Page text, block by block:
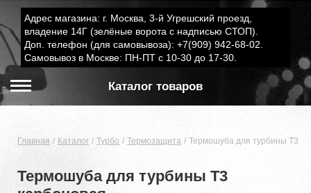
Адрес магазина: г. Москва, 3-й Угрешский проезд,
владение 14Г (зелёные ворота с надписью СТОП).
Доп. телефон (для самовывоза): +7(909) 942-68-02.
Самовывоз в Москве: ПН-ПТ с 10-30 до 17-30.
Каталог товаров
Главная Каталог Турбо Термозащита Термошуба для турбины T3
Термошуба для турбины T3